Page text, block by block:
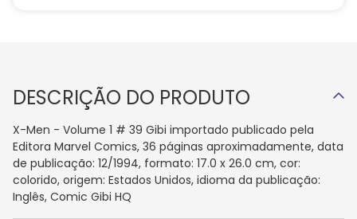
DESCRIÇÃO DO PRODUTO
X-Men - Volume 1 # 39 Gibi importado publicado pela
Editora Marvel Comics, 36 páginas aproximadamente, data
de publicação: 12/1994, formato: 17.0 x 26.0 cm, cor:
colorido, origem: Estados Unidos, idioma da publicação:
Inglês, Comic Gibi HQ